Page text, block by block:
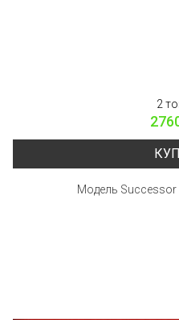
2
Модель Successor